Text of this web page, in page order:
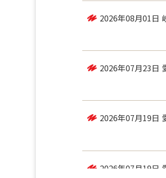
2026年08月01日
2026年07月23日
2026年07月19日
2026年07月19日